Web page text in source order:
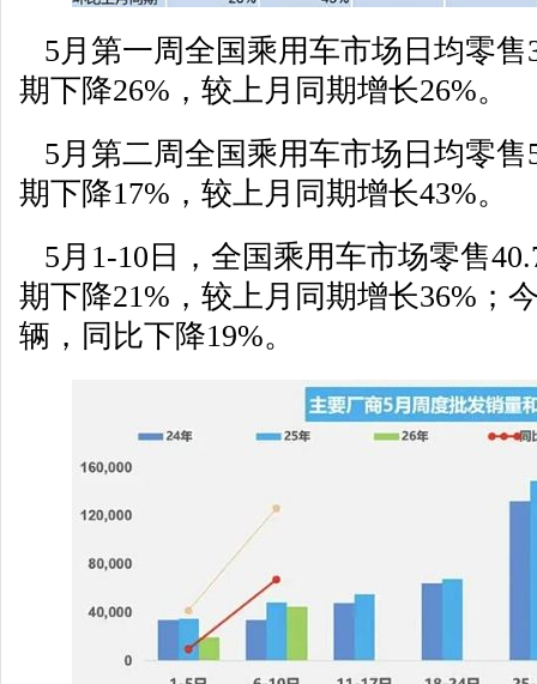
5月第一周全国乘用车市场日均零售
期下降26%，较上月同期增长26%。
5月第二周全国乘用车市场日均零售
期下降17%，较上月同期增长43%。
5月1-10日，全国乘用车市场零售
期下降21%，较上月同期增长36%；
辆，同比下降19%。